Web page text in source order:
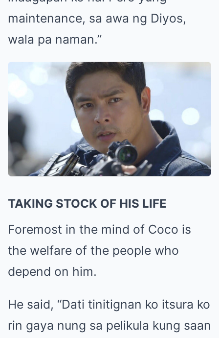
maintenance, sa awa ng Diyos,
wala pa naman.”
TAKING STOCK OF HIS LIFE
Foremost in the mind of Coco is
the welfare of the people who
depend on him.
He said, “Dati tinitignan ko itsura ko
rin gaya nung sa pelikula kung saan